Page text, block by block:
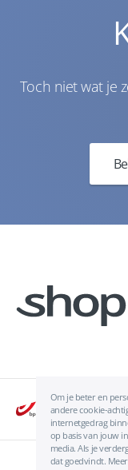
Toch niet wat je
Om je beter en
andere cookie-
internetgedrag
op basis van jouw
media. Als je
dat goedvindt.
Algemene